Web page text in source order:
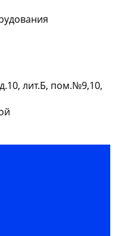
лит.Б, пом.№9,10,